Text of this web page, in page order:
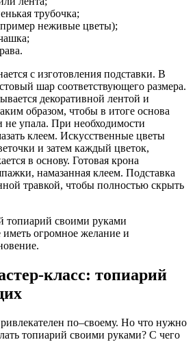
трубочка;
неживые цветы);
с изготовления подставки. В
шар соответствующего размера.
декоративной лентой и
образом, чтобы в итоге основа
не упала. При необходимости
клеем. Искусственные цветы
и затем каждый цветок,
в основу. Готовая крона
намазанная клеем. Подставка
травкой, чтобы полностью скрыть
топиарий своими руками
иметь огромное желание и
класс: топиарий
по–своему. Но что нужно
топиарий своими руками? С чего